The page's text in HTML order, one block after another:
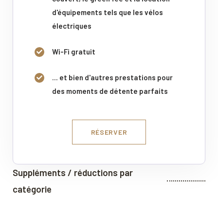
d'équipements tels que les vélos
électriques
Wi-Fi gratuit
... et bien d'autres prestations pour
des moments de détente parfaits
RÉSERVER
Suppléments / réductions par
catégorie